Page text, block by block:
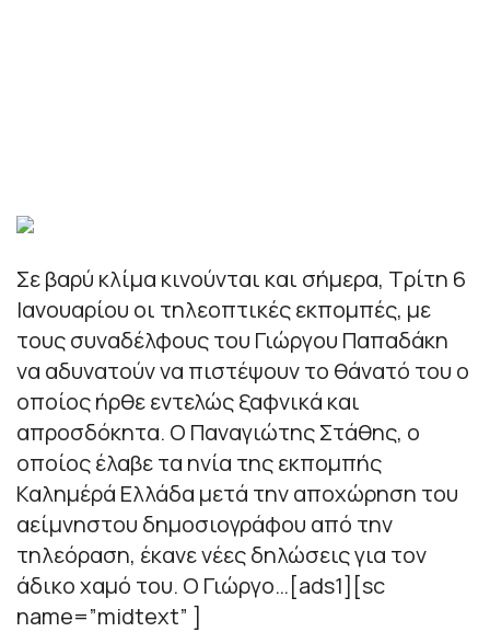
Σε βαρύ κλίμα κινούνται και σήμερα, Τρίτη 6
Ιανουαρίου οι τηλεοπτικές εκπομπές, με
τους συναδέλφους του Γιώργου Παπαδάκη
να αδυνατούν να πιστέψουν το θάνατό του ο
οποίος ήρθε εντελώς ξαφνικά και
απροσδόκητα. Ο Παναγιώτης Στάθης, ο
οποίος έλαβε τα ηνία της εκπομπής
Καλημέρά Ελλάδα μετά την αποχώρηση του
αείμνηστου δημοσιογράφου από την
τηλεόραση, έκανε νέες δηλώσεις για τον
άδικο χαμό του. Ο Γιώργο…[ads1][sc
name=”midtext” ]